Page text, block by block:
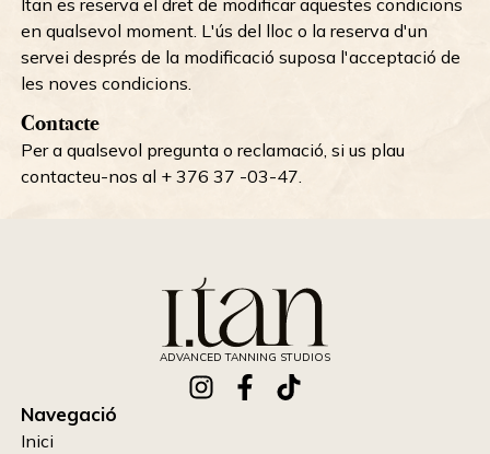
Itan es reserva el dret de modificar aquestes condicions
en qualsevol moment. L'ús del lloc o la reserva d'un
servei després de la modificació suposa l'acceptació de
les noves condicions.
Contacte
Per a qualsevol pregunta o reclamació, si us plau
contacteu-nos al + 376 37 -03-47.
ADVANCED TANNING STUDIOS
Navegació
Inici